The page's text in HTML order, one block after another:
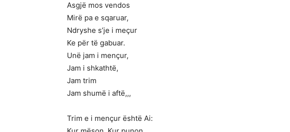
Asgjë mos vendos
Mirë pa e sqaruar,
Ndryshe s’je i meçur
Ke për të gabuar.
Unë jam i mençur,
Jam i shkathtë,
Jam trim
Jam shumë i aftë,,,
Trim e i mençur është Ai: